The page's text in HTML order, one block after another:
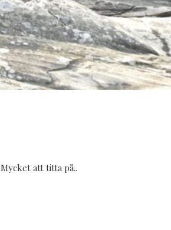
Mycket att titta på..